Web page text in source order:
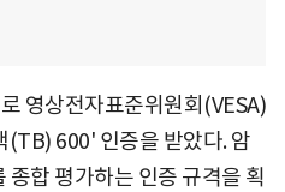
영상전자표준위원회(VESA)
600' 인증을 받았다. 암
합 평가하는 인증 규격을 획